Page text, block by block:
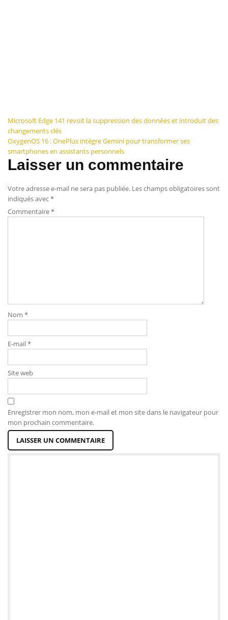
Navigation
de
l’article
Microsoft Edge 141 revoit la suppression des données et introduit des
changements clés
OxygenOS 16 : OnePlus intègre Gemini pour transformer ses
smartphones en assistants personnels
Laisser un commentaire
Votre adresse e-mail ne sera pas publiée. Les champs obligatoires sont
indiqués avec*
Commentaire*
Nom *
E-mail*
Site web
Enregistrer mon nom, mon e-mail et mon site dans le navigateur pour
mon prochain commentaire.